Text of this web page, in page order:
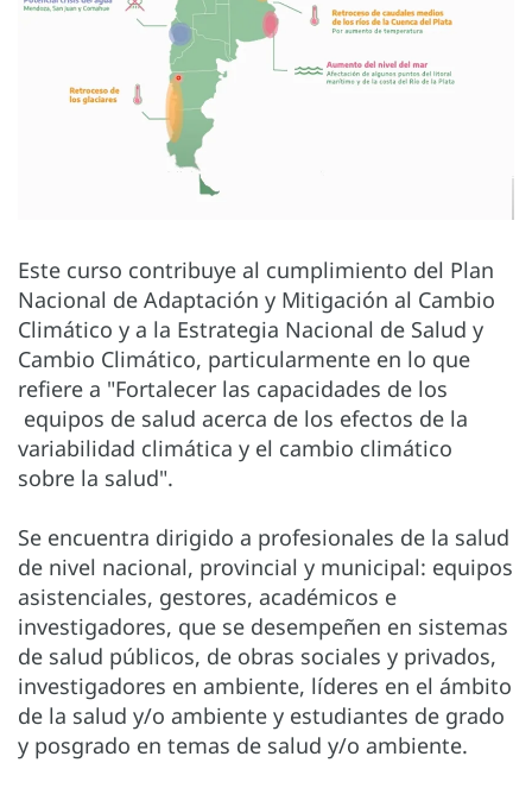
Este curso contribuye al cumplimiento del Plan
Nacional de Adaptación y Mitigación al Cambio
Climático y a la Estrategia Nacional de Salud y
Cambio Climático, particularmente en lo que
refiere a "Fortalecer las capacidades de los
equipos de salud acerca de los efectos de la
variabilidad climática y el cambio climático
sobre la salud".
Se encuentra dirigido a profesionales de la salud
de nivel nacional, provincial y municipal: equipos
asistenciales, gestores, académicos e
investigadores, que se desempeñen en sistemas
de salud públicos, de obras sociales y privados,
investigadores en ambiente, líderes en el ámbito
de la salud y/o ambiente y estudiantes de grado
y posgrado en temas de salud y/o ambiente.